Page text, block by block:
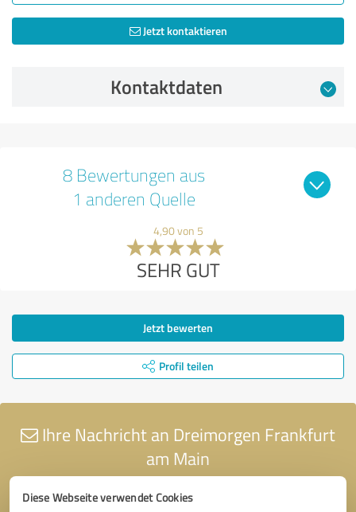
Diese Webseite verwendet Cookies
Jetzt kontaktieren
Kontaktdaten
8 Bewertungen aus
1 anderen Quelle
4,90 von 5
SEHR GUT
Jetzt bewerten
Profil teilen
Ihre Nachricht an Dreimorgen Frankfurt
am Main